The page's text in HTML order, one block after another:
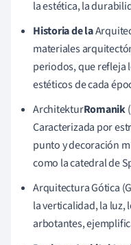
la estética, la
Historia de la
materiales
periodos, que refleja
estéticos de cada
ArchitekturRomanik
Caracterizada por
punto y decoración
como la catedral de
Arquitectura Gótica
la verticalidad, la luz,
arbotantes,